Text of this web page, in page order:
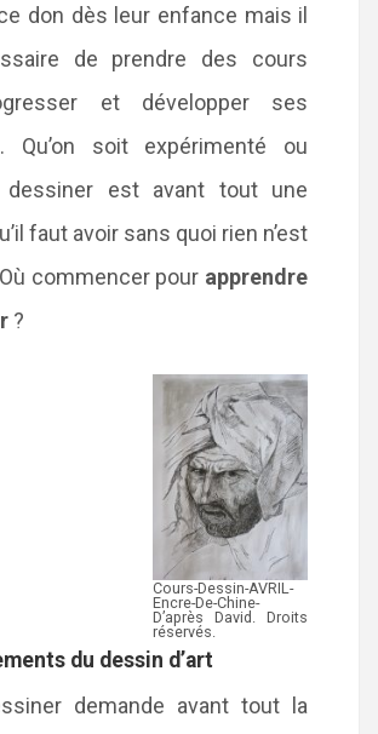
don dès leur enfance mais il
de prendre des cours
et développer ses
Qu’on soit expérimenté ou
dessiner est avant tout une
faut avoir sans quoi rien n’est
commencer pour apprendre
?
Cours-Dessin-AVRIL-
Encre-De-Chine-
D’après David. Droits
réservés.
du dessin d’art
demande avant tout la